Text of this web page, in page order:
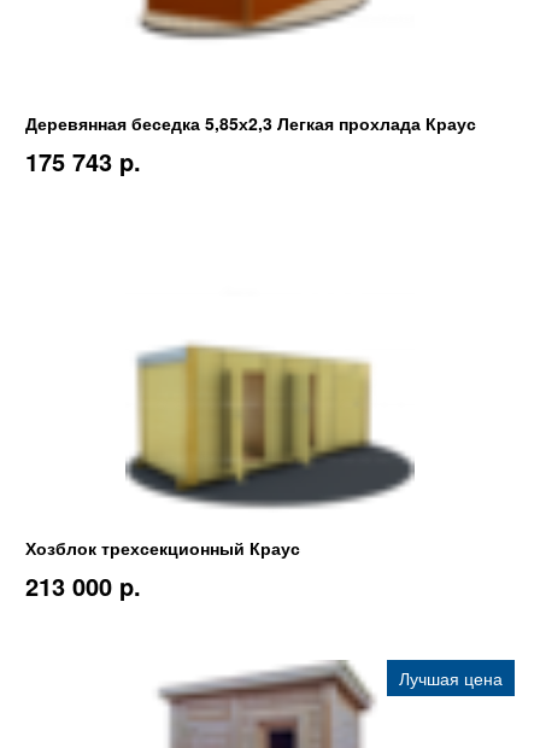
Деревянная беседка 5,85х2,3 Легкая прохлада Краус
175 743 p.
Хозблок трехсекционный Краус
213 000 p.
Лучшая цена